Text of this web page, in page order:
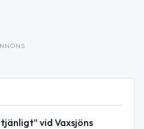
vid Vaxsjöns